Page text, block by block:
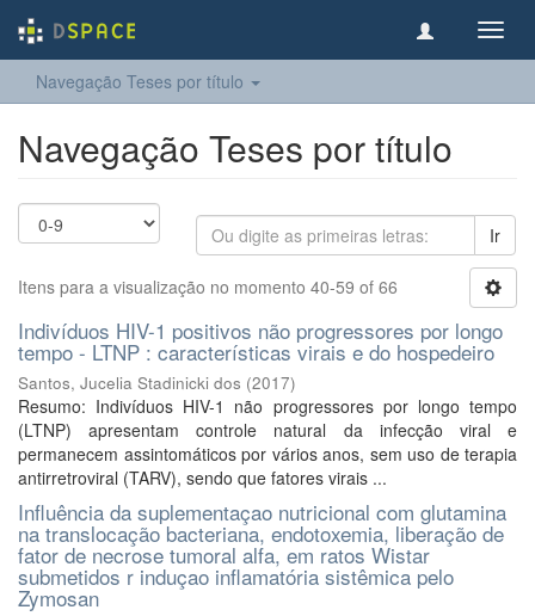
Navegação Teses por título
Navegação Teses por título
Ir
Itens para a visualização no momento 40-59 of 66
Indivíduos HIV-1 positivos não progressores por longo
tempo - LTNP : características virais e do hospedeiro
Santos, Jucelia Stadinicki dos (2017)
Resumo: Indivíduos HIV-1 não progressores por longo tempo
(LTNP) apresentam controle natural da infecção viral e
permanecem assintomáticos por vários anos, sem uso de terapia
antirretroviral (TARV), sendo que fatores virais ...
Influência da suplementaçao nutricional com glutamina
na translocação bacteriana, endotoxemia, liberação de
fator de necrose tumoral alfa, em ratos Wistar
submetidos r induçao inflamatória sistêmica pelo
Zymosan